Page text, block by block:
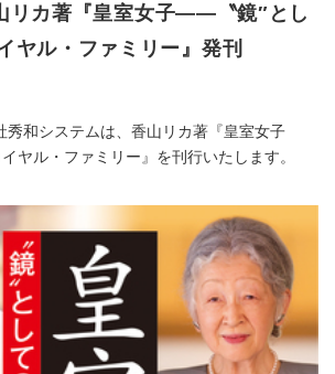
リカ著『皇室女子――〝鏡″とし
ヤル・ファミリー』発刊
和システムは、香山リカ著『皇室女子
ヤル・ファミリー』を刊行いたします。